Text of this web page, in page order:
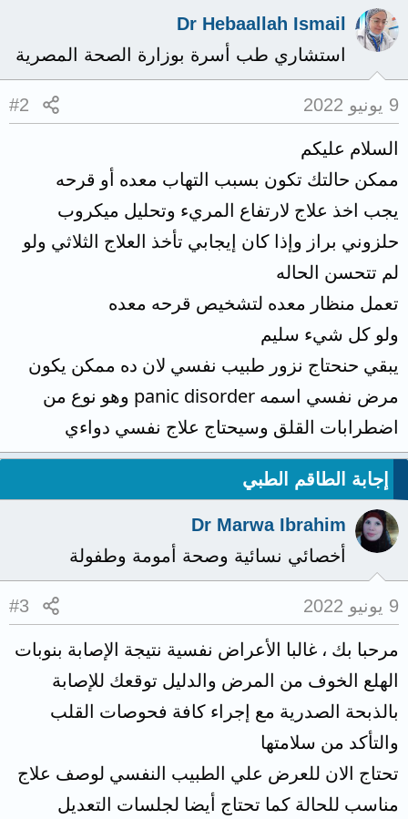
Dr Hebaallah Ismail
استشاري طب أسرة بوزارة الصحة المصرية
9 يونيو 2022 #2
السلام عليكم
ممكن حالتك تكون بسبب التهاب معده أو قرحه
يجب اخذ علاج لارتفاع المريء وتحليل ميكروب
حلزوني براز وإذا كان إيجابي تأخذ العلاج الثلاثي ولو
لم تتحسن الحاله
تعمل منظار معده لتشخيص قرحه معده
ولو كل شيء سليم
يبقي حنحتاج نزور طبيب نفسي لان ده ممكن يكون
مرض نفسي اسمه panic disorder وهو نوع من
اضطرابات القلق وسيحتاج علاج نفسي دواءي
إجابة الطاقم الطبي
Dr Marwa Ibrahim
أخصائي نسائية وصحة أمومة وطفولة
9 يونيو 2022 #3
مرحبا بك ، غالبا الأعراض نفسية نتيجة الإصابة بنوبات
الهلع الخوف من المرض والدليل توقعك للإصابة
بالذبحة الصدرية مع إجراء كافة فحوصات القلب
والتأكد من سلامتها
تحتاج الان للعرض علي الطبيب النفسي لوصف علاج
مناسب للحالة كما تحتاج أيضا لجلسات التعديل